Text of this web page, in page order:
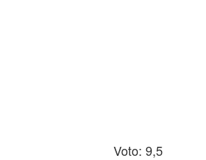
Voto: 9,5